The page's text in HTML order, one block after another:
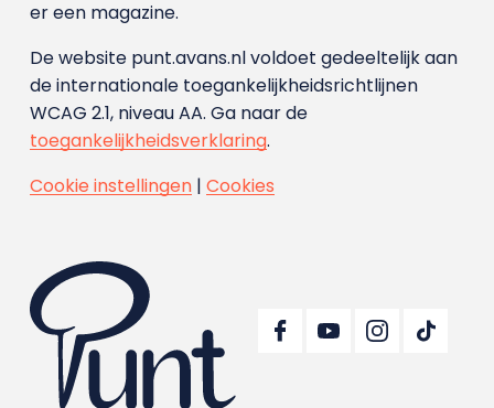
er een magazine.
De website punt.avans.nl voldoet gedeeltelijk aan
de internationale toegankelijkheidsrichtlijnen
WCAG 2.1, niveau AA. Ga naar de
toegankelijkheidsverklaring.
Cookie instellingen| Cookies